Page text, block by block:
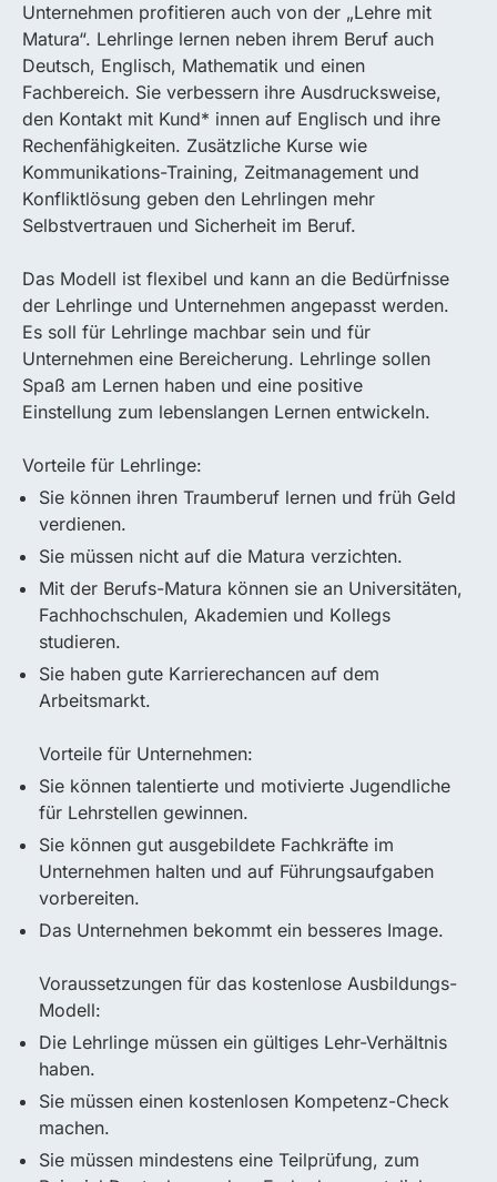
Unternehmen profitieren auch von der „Lehre mit
Matura“. Lehrlinge lernen neben ihrem Beruf auch
Deutsch, Englisch, Mathematik und einen
Fachbereich. Sie verbessern ihre Ausdrucksweise,
den Kontakt mit Kund* innen auf Englisch und ihre
Rechenfähigkeiten. Zusätzliche Kurse wie
Kommunikations-Training, Zeitmanagement und
Konfliktlösung geben den Lehrlingen mehr
Selbstvertrauen und Sicherheit im Beruf.
Das Modell ist flexibel und kann an die Bedürfnisse
der Lehrlinge und Unternehmen angepasst werden.
Es soll für Lehrlinge machbar sein und für
Unternehmen eine Bereicherung. Lehrlinge sollen
Spaß am Lernen haben und eine positive
Einstellung zum lebenslangen Lernen entwickeln.
Vorteile für Lehrlinge:
Sie können ihren Traumberuf lernen und früh Geld
verdienen.
Sie müssen nicht auf die Matura verzichten.
Mit der Berufs-Matura können sie an Universitäten,
Fachhochschulen, Akademien und Kollegs
studieren.
Sie haben gute Karrierechancen auf dem
Arbeitsmarkt.
Vorteile für Unternehmen:
Sie können talentierte und motivierte Jugendliche
für Lehrstellen gewinnen.
Sie können gut ausgebildete Fachkräfte im
Unternehmen halten und auf Führungsaufgaben
vorbereiten.
Das Unternehmen bekommt ein besseres Image.
Voraussetzungen für das kostenlose Ausbildungs-
Modell:
Die Lehrlinge müssen ein gültiges Lehr-Verhältnis
haben.
Sie müssen einen kostenlosen Kompetenz-Check
machen.
Sie müssen mindestens eine Teilprüfung, zum